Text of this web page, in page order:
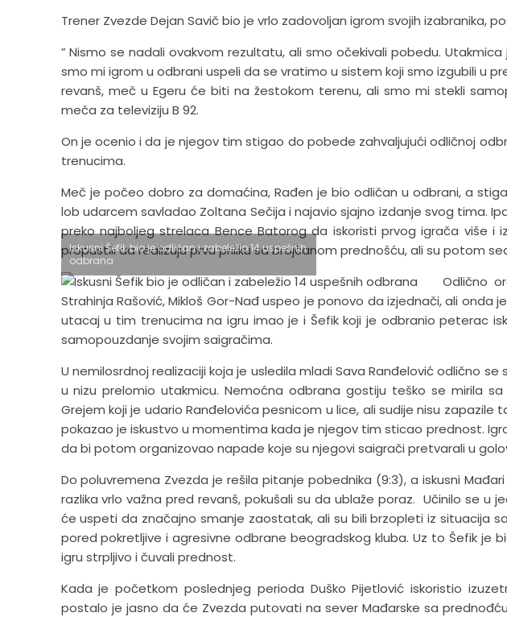
Trener Zvezde Dejan Savič bio je vrlo zadovoljan igrom svojih izabranika,
” Nismo se nadali ovakvom rezultatu, ali smo očekivali pobedu.
smo mi igrom u odbrani uspeli da se vratimo u sistem koji smo izgubili u
revanš, meč u Egeru će biti na žestokom terenu, ali smo mi stekli
meča za televiziju B 92.
On je ocenio i da je njegov tim stigao do pobede zahvaljujući odličnoj
trenucima.
Meč je počeo dobro za domaćina, Rađen je bio odličan u odbrani, a
lob udarcem savladao Zoltana Sečija i najavio sjajno izdanje svog tima.
preko najboljeg strelaca Bence Batorog da iskoristi prvog igrača više i
propustili da realizuju prvu priliku sa brojčanom prednošću, ali su potom
Iskusni Šefik bio je odličan i zabeležio 14 uspešnih
odbrana
Odlično
Strahinja Rašović, Mikloš Gor-Nađ uspeo je ponovo da izjednači, ali onda
utacaj u tim trenucima na igru imao je i Šefik koji je odbranio peterac
samopouzdanje svojim saigračima.
U nemilosrdnoj realizaciji koja je usledila mladi Sava Ranđelović odlično
u nizu prelomio utakmicu. Nemoćna odbrana gostiju teško se mirila
Grejem koji je udario Ranđelovića pesnicom u lice, ali sudije nisu zapazile
pokazao je iskustvo u momentima kada je njegov tim sticao prednost.
da bi potom organizovao napade koje su njegovi saigrači pretvarali u
Do poluvremena Zvezda je rešila pitanje pobednika (9:3), a iskusni
razlika vrlo važna pred revanš, pokušali su da ublaže poraz. Učinilo se
će uspeti da značajno smanje zaostatak, ali su bili brzopleti iz situacija
pored pokretljive i agresivne odbrane beogradskog kluba. Uz to Šefik je
igru strpljivo i čuvali prednost.
Kada je početkom poslednjeg perioda Duško Pijetlović iskoristio
postalo je jasno da će Zvezda putovati na sever Mađarske sa